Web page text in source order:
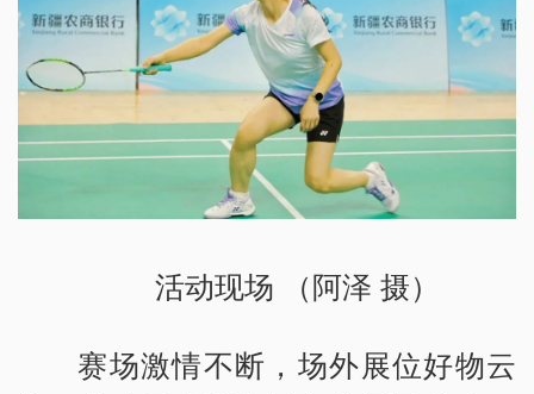
活动现场 （阿泽 摄）
赛场激情不断，场外展位好物云